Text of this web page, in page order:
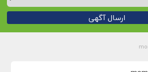
ارسال آگهی